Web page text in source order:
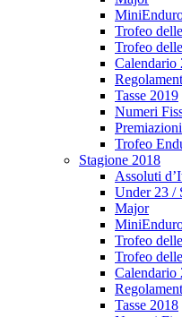
Trofeo
Trofeo
Calendario
Tasse 2019
Numeri
Trofeo
Stagione 2018
Assoluti
Under 23 /
Major
Trofeo
Trofeo
Calendario
Tasse 2018